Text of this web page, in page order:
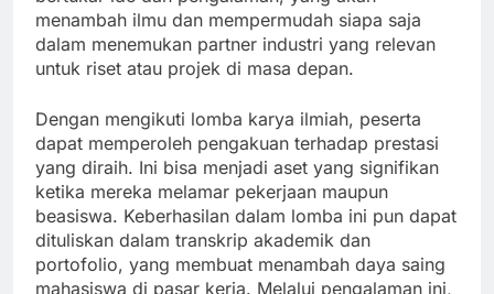
menambah ilmu dan mempermudah siapa saja
dalam menemukan partner industri yang relevan
untuk riset atau projek di masa depan.
Dengan mengikuti lomba karya ilmiah, peserta
dapat memperoleh pengakuan terhadap prestasi
yang diraih. Ini bisa menjadi aset yang signifikan
ketika mereka melamar pekerjaan maupun
beasiswa. Keberhasilan dalam lomba ini pun dapat
dituliskan dalam transkrip akademik dan
portofolio, yang membuat menambah daya saing
mahasiswa di pasar kerja. Melalui pengalaman ini,